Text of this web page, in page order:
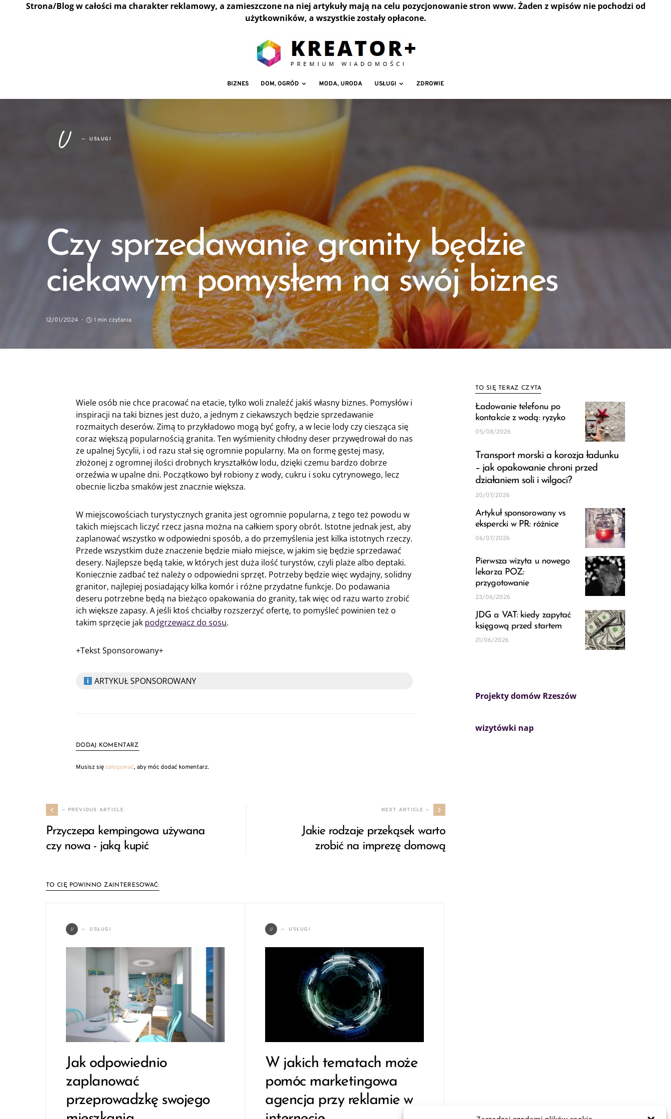
Strona/Blog w całości ma charakter reklamowy, a zamieszczone na niej artykuły mają na celu pozycjonowanie stron www. Żaden z wpisów nie pochodzi od
użytkowników, a wszystkie zostały opłacone.
BIZNES DOM, OGRÓD MODA, URODA USŁUGI ZDROWIE
U USŁUGI
Czy sprzedawanie granity będzie
ciekawym pomysłem na swój biznes
12/01/2024 1 min czytania
Wiele osób nie chce pracować na etacie, tylko woli znaleźć jakiś własny biznes. Pomysłów i
inspiracji na taki biznes jest dużo, a jednym z ciekawszych będzie sprzedawanie
rozmaitych deserów. Zimą to przykładowo mogą być gofry, a w lecie lody czy ciesząca się
coraz większą popularnością granita. Ten wyśmienity chłodny deser przywędrował do nas
ze upalnej Sycylii, i od razu stał się ogromnie popularny. Ma on formę gęstej masy,
złożonej z ogromnej ilości drobnych kryształków lodu, dzięki czemu bardzo dobrze
orzeźwia w upalne dni. Początkowo był robiony z wody, cukru i soku cytrynowego, lecz
obecnie liczba smaków jest znacznie większa.
W miejscowościach turystycznych granita jest ogromnie popularna, z tego też powodu w
takich miejscach liczyć rzecz jasna można na całkiem spory obrót. Istotne jednak jest, aby
zaplanować wszystko w odpowiedni sposób, a do przemyślenia jest kilka istotnych rzeczy.
Przede wszystkim duże znaczenie będzie miało miejsce, w jakim się będzie sprzedawać
desery. Najlepsze będą takie, w których jest duża ilość turystów, czyli plaże albo deptaki.
Koniecznie zadbać też należy o odpowiedni sprzęt. Potrzeby będzie więc wydajny, solidny
granitor, najlepiej posiadający kilka komór i różne przydatne funkcje. Do podawania
deseru potrzebne będą na bieżąco opakowania do granity, tak więc od razu warto zrobić
ich większe zapasy. A jeśli ktoś chciałby rozszerzyć ofertę, to pomyśleć powinien też o
takim sprzęcie jak podgrzewacz do sosu.
+Tekst Sponsorowany+
ARTYKUŁ SPONSOROWANY
DODAJ KOMENTARZ
Musisz sięzalogować, aby móc dodać komentarz.
— PREVIOUS ARTICLE
Przyczepa kempingowa używana
czy nowa - jaką kupić
NEXT ARTICLE —
Jakie rodzaje przekąsek warto
zrobić na imprezę domową
TO CIĘ POWINNO ZAINTERESOWAĆ:
U USŁUGI
Jak odpowiednio
zaplanować
przeprowadzkę swojego
U USŁUGI
W jakich tematach może
pomóc marketingowa
agencja przy reklamie w
TO SIĘ TERAZ CZYTA
Ładowanie telefonu po
kontakcie z wodą: ryzyko
05/08/2026
Transport morski a korozja ładunku
– jak opakowanie chroni przed
działaniem soli i wilgoci?
20/07/2026
Artykuł sponsorowany vs
ekspercki w PR: różnice
06/07/2026
Pierwsza wizyta u nowego
lekarza POZ:
przygotowanie
23/06/2026
JDG a VAT: kiedy zapytać
księgową przed startem
21/06/2026
Projekty domów Rzeszów
wizytówki nap